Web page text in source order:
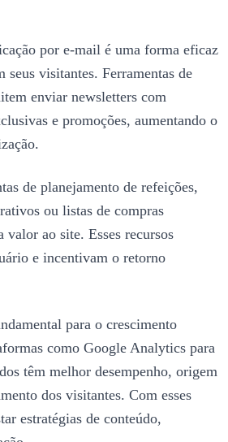
por e-mail é uma forma eficaz
seus visitantes. Ferramentas de
enviar newsletters com
e promoções, aumentando o
de planejamento de refeições,
ou listas de compras
valor ao site. Esses recursos
e incentivam o retorno
para o crescimento
como Google Analytics para
têm melhor desempenho, origem
dos visitantes. Com esses
estratégias de conteúdo,